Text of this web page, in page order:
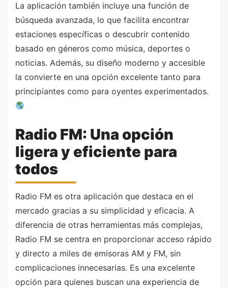
La aplicación también incluye una función de
búsqueda avanzada, lo que facilita encontrar
estaciones específicas o descubrir contenido
basado en géneros como música, deportes o
noticias. Además, su diseño moderno y accesible
la convierte en una opción excelente tanto para
principiantes como para oyentes experimentados.
Radio FM: Una opción
ligera y eficiente para
todos
Radio FM es otra aplicación que destaca en el
mercado gracias a su simplicidad y eficacia. A
diferencia de otras herramientas más complejas,
Radio FM se centra en proporcionar acceso rápido
y directo a miles de emisoras AM y FM, sin
complicaciones innecesarias. Es una excelente
opción para quienes buscan una experiencia de